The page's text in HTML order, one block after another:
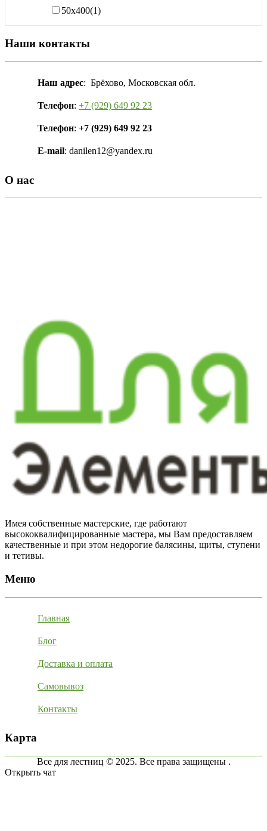
50х400(1)
Наши контакты
Наш адрес: Брёхово, Московская обл.
Телефон: +7 (929) 649 92 23
Телефон: +7 (929) 649 92 23
E-mail: danilen12@yandex.ru
О нас
Имея собственные мастерские, где работают
высококвалифицированные мастера, мы Вам предоставляем
качественные и при этом недорогие балясины, щиты, ступени
и тетивы.
Меню
Главная
Блог
Доставка и оплата
Самовывоз
Контакты
Карта
Все для лестниц © 2025. Все права защищены .
Открыть чат